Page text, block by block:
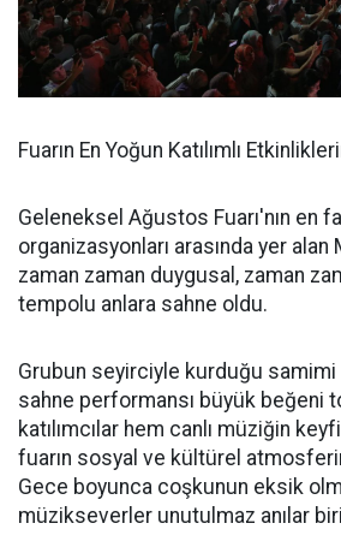
Fuarın En Yoğun Katılımlı
Geleneksel Ağustos Fuarı'nın en
organizasyonları arasında yer
zaman zaman duygusal, zaman
tempolu anlara sahne oldu.
Grubun seyirciyle kurduğu
sahne performansı büyük beğeni
katılımcılar hem canlı müziğin
fuarın sosyal ve kültürel
Gece boyunca coşkunun eksik
müzikseverler unutulmaz anılar